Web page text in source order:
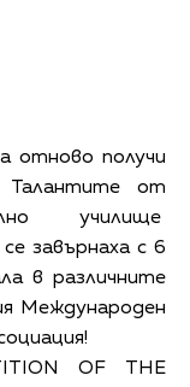
отново получи
Талантите от
училище
завърнаха с 6
в различните
Международен
OF THE